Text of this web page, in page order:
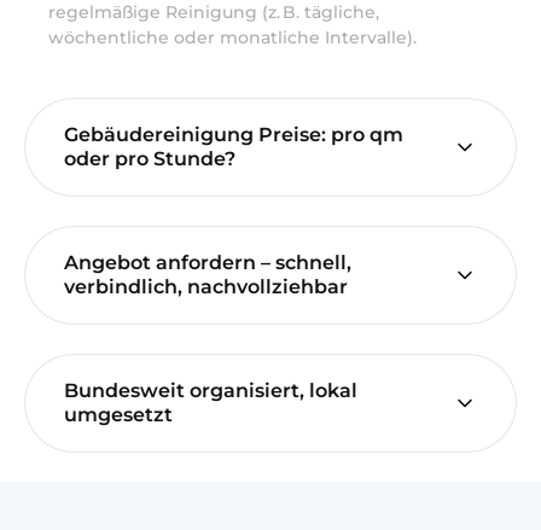
regelmäßige Reinigung (z. B. tägliche,
wöchentliche oder monatliche Intervalle).
Gebäudereinigung Preise: pro qm
oder pro Stunde?
Angebot anfordern – schnell,
verbindlich, nachvollziehbar
Bundesweit organisiert, lokal
umgesetzt